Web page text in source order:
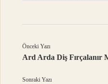
Önceki Yazı
Ard Arda Diş Fırçalanır
Sonraki Yazı